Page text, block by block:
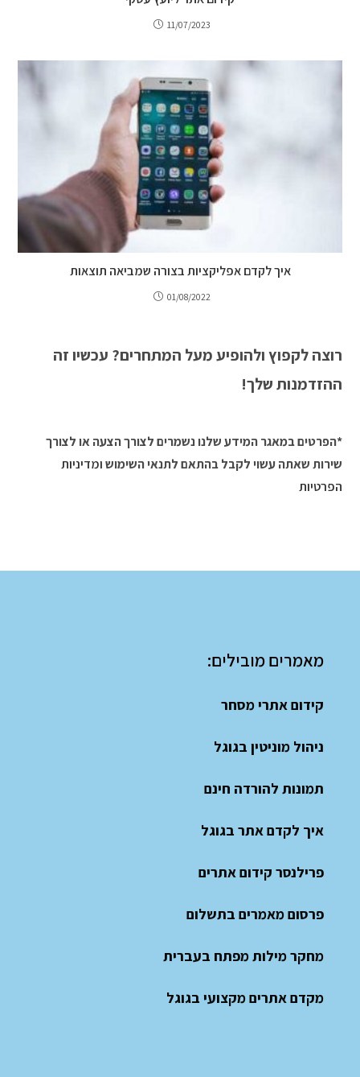
11/07/2023
איך לקדם אפליקציות בצורה שמביאה תוצאות
01/08/2022
רוצה לקפוץ ולהופיע מעל המתחרים? עכשיו זה
ההזדמנות שלך!
*הפרטים במאגר המידע שלנו נשמרים לצורך הצעה או לצורך
שירות שאתה עשוי לקבל בהתאם לתנאי השימושומדיניות
הפרטיות
מאמרים מובילים:
קידום אתרי מסחר
ניהול מוניטין בגוגל
תמונות להורדה חינם
איך לקדם אתר בגוגל
פרילנסר קידום אתרים
פרסום מאמרים בתשלום
מחקר מילות מפתח בעברית
מקדם אתרים מקצועי בגוגל